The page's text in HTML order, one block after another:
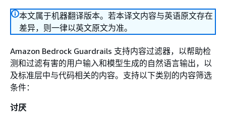
本文属于机器翻译版本。若本译文内容与英语原文存在
差异，则一律以英文原文为准。
Amazon Bedrock Guardrails 支持内容过滤器，以帮助检
测和过滤有害的用户输入和模型生成的自然语言输出，以
及标准层中与代码相关的内容。支持以下类别的内容筛选
条件：
讨厌